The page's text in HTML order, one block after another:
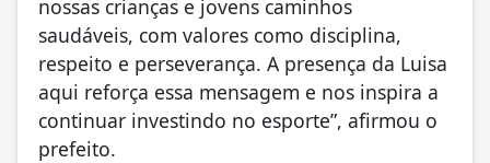
nossas crianças e jovens caminhos
saudáveis, com valores como disciplina,
respeito e perseverança. A presença da Luisa
aqui reforça essa mensagem e nos inspira a
continuar investindo no esporte”, afirmou o
prefeito.